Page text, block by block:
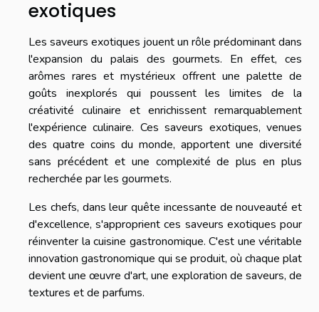
exotiques
Les saveurs exotiques jouent un rôle prédominant dans
l'expansion du palais des gourmets. En effet, ces
arômes rares et mystérieux offrent une palette de
goûts inexplorés qui poussent les limites de la
créativité culinaire et enrichissent remarquablement
l'expérience culinaire. Ces saveurs exotiques, venues
des quatre coins du monde, apportent une diversité
sans précédent et une complexité de plus en plus
recherchée par les gourmets.
Les chefs, dans leur quête incessante de nouveauté et
d'excellence, s'approprient ces saveurs exotiques pour
réinventer la cuisine gastronomique. C'est une véritable
innovation gastronomique qui se produit, où chaque plat
devient une œuvre d'art, une exploration de saveurs, de
textures et de parfums.